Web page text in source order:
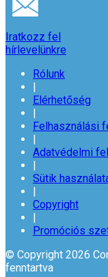
Iratkozz fel
hírlevelünkre
Rólunk
Elérhetőség
Felhasználási
Adatvédelmi
Sütik
Copyright
Promóciós
© Copyright 2026
fenntartva